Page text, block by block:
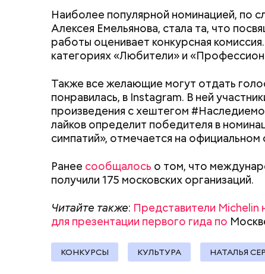
Наиболее популярной номинацией, по
Алексея Емельянова, стала та, что
работы оценивает конкурсная
категориях «Любители» и
Также все желающие могут отдать
понравилась, в Instagram. В ней
произведения с хештегом
лайков определит победителя в
симпатий», отмечается на
Ранее сообщалось о том, что
получили 175 московских организаций.
Читайте также: Представители Michelin
для презентации первого гида по
КОНКУРСЫ КУЛЬТУРА НАТАЛЬЯ
— Да, наверное, нужны экзамены в
было понятно, умеет ли человек что-
глупо. И наблюдатели — это тоже
Читайте также:Москвичам рассказали,
исторический жилой фонд столицы
Как поменять батареи дома и
не получить штраф